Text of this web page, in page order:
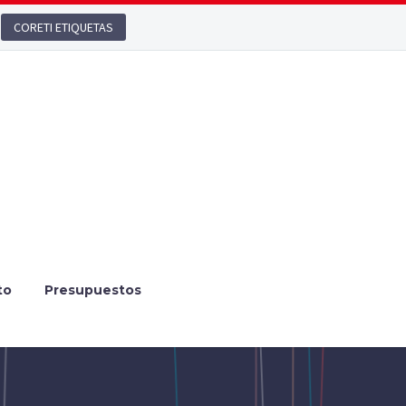
CORETI ETIQUETAS
Presupuestos